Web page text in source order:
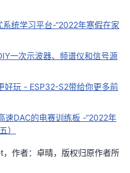
统学习平台-“2022年寒假在家
一次示波器、频谱仪和信号源
好玩 - ESP32-S2带给你更多前
速DAC的电赛训练板 -“2022年
）
作者：卓晴，版权归原作者所